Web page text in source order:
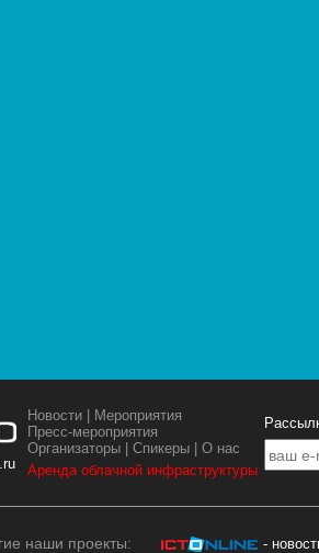
Новости
Мероприятия
Пресс-мероприятия
Организаторы |Спикеры |О нас
Аренда облачной инфраструктуры
наши проекты: -